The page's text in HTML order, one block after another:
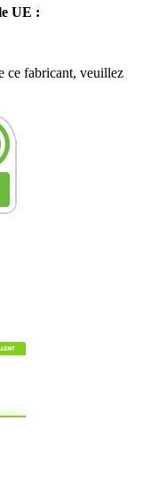
UE :
ce fabricant, veuillez